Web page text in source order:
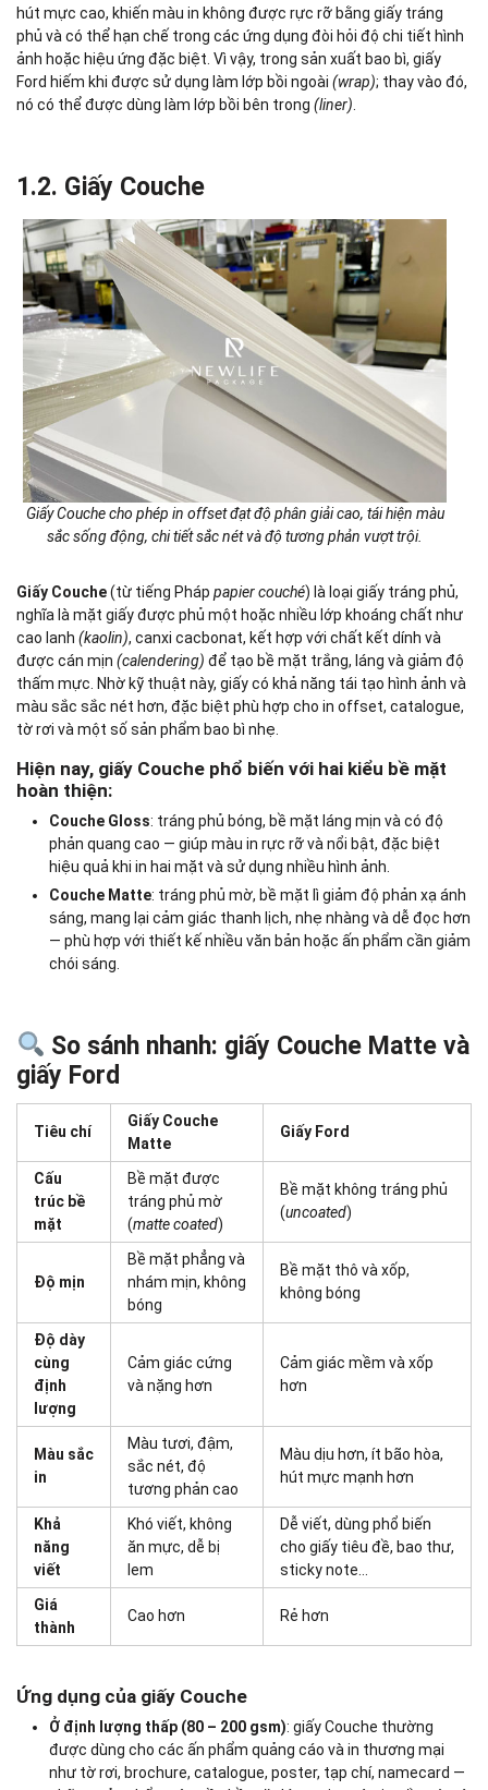
hút mực cao, khiến màu in không được rực rỡ bằng giấy tráng
phủ và có thể hạn chế trong các ứng dụng đòi hỏi độ chi tiết hình
ảnh hoặc hiệu ứng đặc biệt. Vì vậy, trong sản xuất bao bì, giấy
Ford hiếm khi được sử dụng làm lớp bồi ngoài (wrap); thay vào đó,
nó có thể được dùng làm lớp bồi bên trong (liner)
1.2. Giấy Couche
Giấy Couche cho phép in offset đạt độ phân giải cao, tái hiện màu
sắc sống động, chi tiết sắc nét và độ tương phản vượt trội.
Giấy Couche(từ tiếng Pháp papier couché) là loại giấy tráng phủ,
nghĩa là mặt giấy được phủ một hoặc nhiều lớp khoáng chất như
cao lanh (kaolin), canxi cacbonat, kết hợp với chất kết dính và
được cán mịn (calendering) để tạo bề mặt trắng, láng và giảm độ
thấm mực. Nhờ kỹ thuật này, giấy có khả năng tái tạo hình ảnh và
màu sắc sắc nét hơn, đặc biệt phù hợp cho in offset, catalogue,
tờ rơi và một số sản phẩm bao bì nhẹ.
Hiện nay, giấy Couche phổ biến với hai kiểu bề mặt
hoàn thiện:
Couche Gloss: tráng phủ bóng, bề mặt láng mịn và có độ
phản quang cao — giúp màu in rực rỡ và nổi bật, đặc biệt
hiệu quả khi in hai mặt và sử dụng nhiều hình ảnh.
Couche Matte: tráng phủ mờ, bề mặt lì giảm độ phản xạ ánh
sáng, mang lại cảm giác thanh lịch, nhẹ nhàng và dễ đọc hơn
— phù hợp với thiết kế nhiều văn bản hoặc ấn phẩm cần giảm
chói sáng.
So sánh nhanh: giấy Couche Matte và
giấy Ford
Tiêu chí
Giấy Couche
Matte
Giấy Ford
Cấu
trúc bề
mặt
Bề mặt được
tráng phủ mờ
(matte coated)
Bề mặt không tráng phủ
(uncoated)
Độ mịn
Bề mặt phẳng và
nhám mịn, không
bóng
Bề mặt thô và xốp,
không bóng
Độ dày
cùng
định
lượng
Cảm giác cứng
và nặng hơn
Cảm giác mềm và xốp
hơn
Màu sắc
in
Màu tươi, đậm,
sắc nét, độ
tương phản cao
Màu dịu hơn, ít bão hòa,
hút mực mạnh hơn
Khả
năng
viết
Khó viết, không
ăn mực, dễ bị
lem
Dễ viết, dùng phổ biến
cho giấy tiêu đề, bao thư,
sticky note…
Giá
thành
Cao hơn Rẻ hơn
Ứng dụng của giấy Couche
Ở định lượng thấp (80 – 200 gsm): giấy Couche thường
được dùng cho các ấn phẩm quảng cáo và in thương mại
như tờ rơi, brochure, catalogue, poster, tạp chí, namecard —